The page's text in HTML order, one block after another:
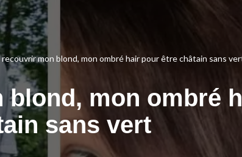
mon blond, mon ombré hair pour être châtain sans
mon ombré
sans vert